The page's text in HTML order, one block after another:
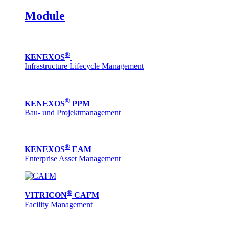
Module
KENEXOS®
Infrastructure Lifecycle Management
KENEXOS® PPM
Bau- und Projektmanagement
KENEXOS® EAM
Enterprise Asset Management
VITRICON® CAFM
Facility Management